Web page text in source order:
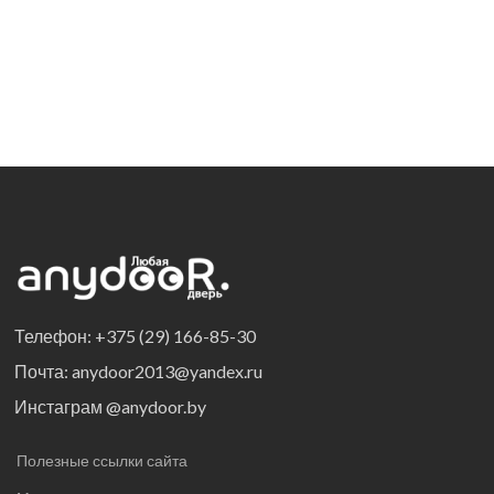
Телефон: +375 (29) 166-85-30
Почта: anydoor2013@yandex.ru
Инстаграм @anydoor.by
Полезные ссылки сайта